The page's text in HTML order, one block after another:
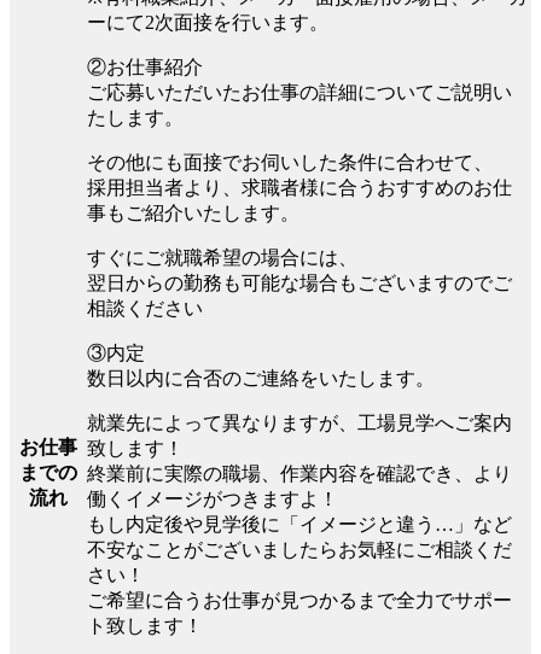
お仕事
までの
流れ
ーにて2次面接を行います。
②お仕事紹介
ご応募いただいたお仕事の詳細についてご説明い
たします。
その他にも面接でお伺いした条件に合わせて、
採用担当者より、求職者様に合うおすすめのお仕
事もご紹介いたします。
すぐにご就職希望の場合には、
翌日からの勤務も可能な場合もございますのでご
相談ください
③内定
数日以内に合否のご連絡をいたします。
就業先によって異なりますが、工場見学へご案内
致します！
終業前に実際の職場、作業内容を確認でき、より
働くイメージがつきますよ！
もし内定後や見学後に「イメージと違う…」など
不安なことがございましたらお気軽にご相談くだ
さい！
ご希望に合うお仕事が見つかるまで全力でサポー
ト致します！